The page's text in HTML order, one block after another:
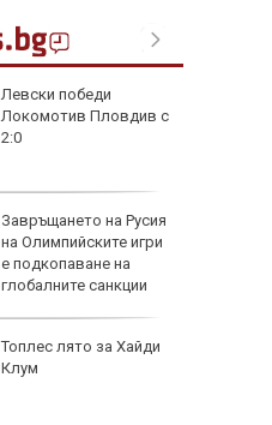
Левски победи
Локомотив Пловдив с
2:0
Завръщането на Русия
на Олимпийските игри
е подкопаване на
глобалните санкции
Топлес лято за Хайди
Клум